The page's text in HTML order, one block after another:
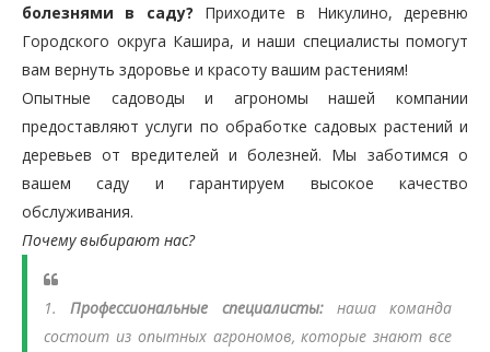
болезнями в саду? Приходите в Никулино, деревню
Городского округа Кашира, и наши специалисты помогут
вам вернуть здоровье и красоту вашим растениям!
Опытные садоводы и агрономы нашей компании
предоставляют услуги по обработке садовых растений и
деревьев от вредителей и болезней. Мы заботимся о
вашем саду и гарантируем высокое качество
обслуживания.
Почему выбирают нас?
1.Профессиональные специалисты:наша команда
состоит из опытных агрономов, которые знают все